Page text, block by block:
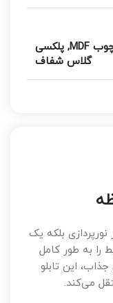
, پلکسی
گلاس شفاف
بلکه یک
به طور کامل
این تابلو
می‌کند.